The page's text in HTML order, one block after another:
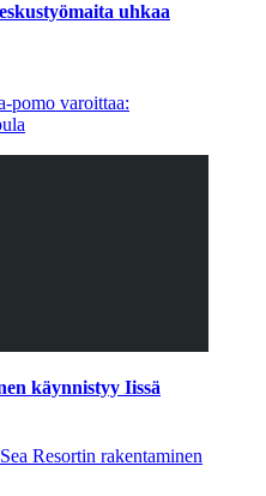
uhkaa
pomo varoittaa:
käynnistyy Iissä
Resortin rakentaminen